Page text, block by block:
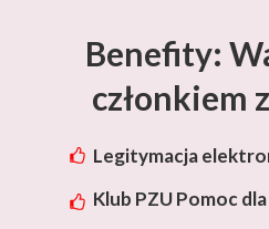
Benefity:
członkiem
Legitymacja
Klub PZU Pomoc